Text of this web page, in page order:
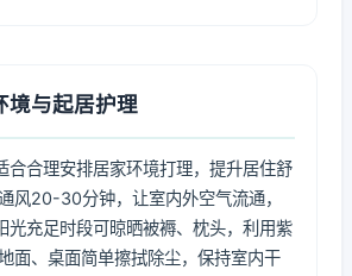
境与起居护理
合合理安排居家环境打理，提升居住舒
风20-30分钟，让室内外空气流通，
光充足时段可晾晒被褥、枕头，利用紫
面、桌面简单擦拭除尘，保持室内干